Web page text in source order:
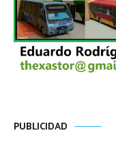
PUBLICIDAD